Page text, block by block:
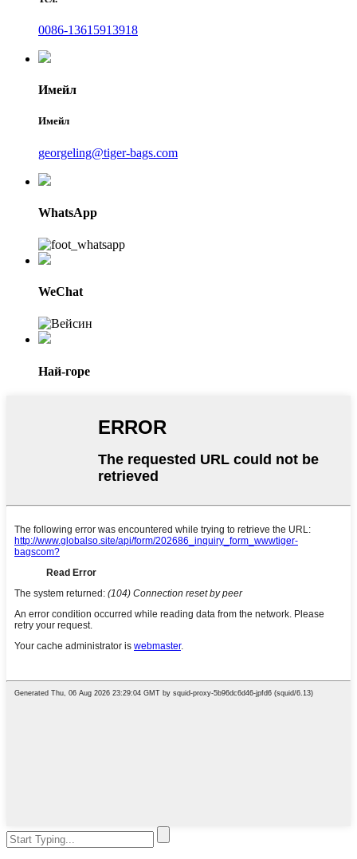
0086-13615913918
Имейл
Имейл
georgeling@tiger-bags.com
WhatsApp
WeChat
Най-горе